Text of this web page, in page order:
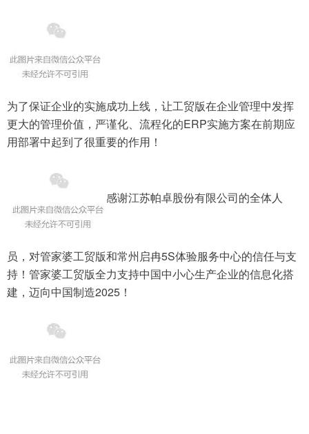
为了保证企业的实施成功上线，让工贸版在企业管理中发挥
更大的管理价值，严谨化、流程化的ERP实施方案在前期应
用部署中起到了很重要的作用！
感谢江苏帕卓股份有限公司的全体人
员，对管家婆工贸版和常州启冉5S体验服务中心的信任与支
持！管家婆工贸版全力支持中国中小心生产企业的信息化搭
建，迈向中国制造2025 ！